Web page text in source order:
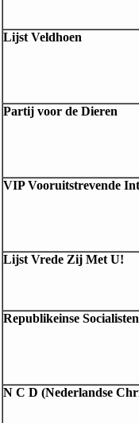
Lijst Veldhoen
Partij voor de
VIP Vooruitstrevende
Lijst Vrede Zij Met U!
Republikeinse Socialisten
N C D (Nederlandse